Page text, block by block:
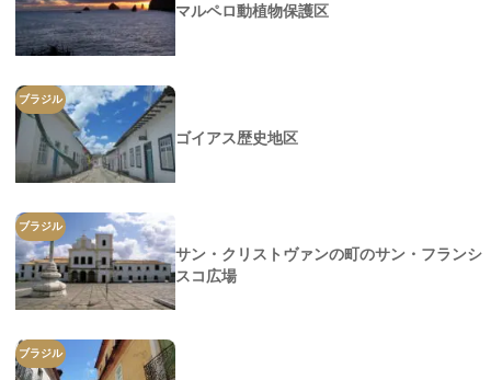
マルペロ動植物保護区
ブラジル
ゴイアス歴史地区
ブラジル
サン・クリストヴァンの町のサン・フランシ
スコ広場
ブラジル